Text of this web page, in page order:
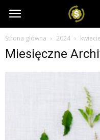
salesroles.pl
Strona główna 2024
Miesięczne